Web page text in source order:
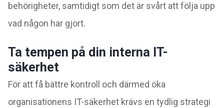
behörigheter, samtidigt som det är svårt att följa upp
vad någon har gjort.
Ta tempen på din interna IT-
säkerhet
För att få bättre kontroll och därmed öka
organisationens IT-säkerhet krävs en tydlig strategi